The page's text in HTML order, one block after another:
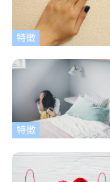
特徴
特徴